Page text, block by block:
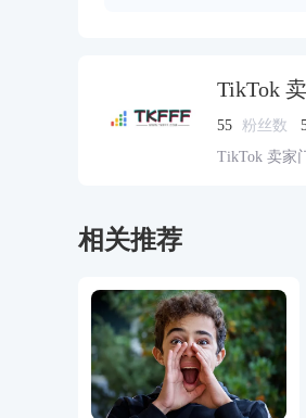
TikTok
55 粉丝数
TikTok 卖家
相关推荐